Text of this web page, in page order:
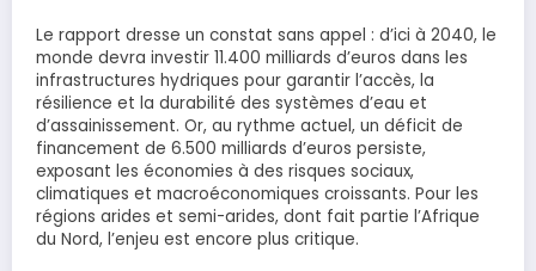
Le rapport dresse un constat sans appel : d’ici à 2040, le
monde devra investir 11.400 milliards d’euros dans les
infrastructures hydriques pour garantir l’accès, la
résilience et la durabilité des systèmes d’eau et
d’assainissement. Or, au rythme actuel, un déficit de
financement de 6.500 milliards d’euros persiste,
exposant les économies à des risques sociaux,
climatiques et macroéconomiques croissants. Pour les
régions arides et semi-arides, dont fait partie l’Afrique
du Nord, l’enjeu est encore plus critique.